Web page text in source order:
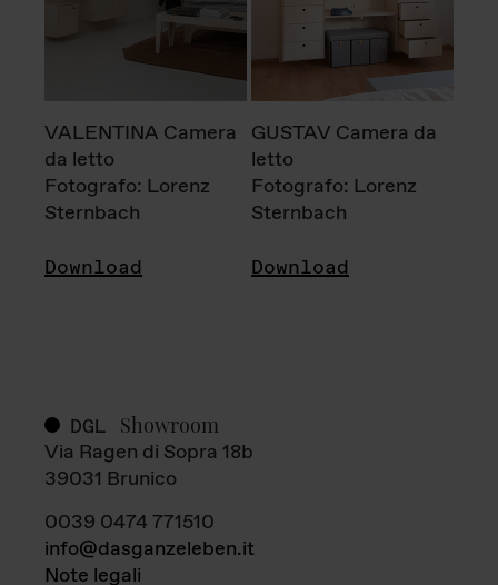
VALENTINA Camera
da letto
Fotografo: Lorenz
Sternbach
Download
GUSTAV Camera da
letto
Fotografo: Lorenz
Sternbach
Download
DGL Showroom
Via Ragen di Sopra 18b
39031 Brunico
0039 0474 771510
info@dasganzeleben.it
Note legali